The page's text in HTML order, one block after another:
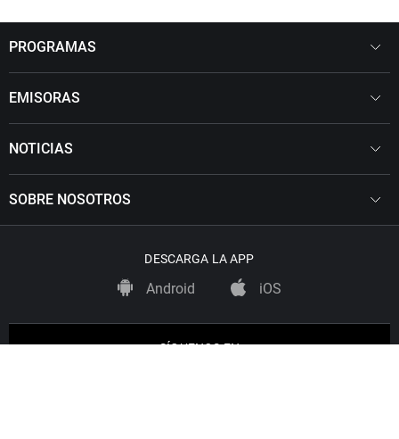
PROGRAMAS
EMISORAS
NOTICIAS
SOBRE NOSOTROS
DESCARGA LA APP
Android iOS
SÍGUENOS EN